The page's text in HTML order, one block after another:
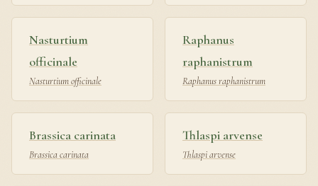
Nasturtium
officinale
Nasturtium officinale
Raphanus
raphanistrum
Raphanus raphanistrum
Brassica carinata
Brassica carinata
Thlaspi arvense
Thlaspi arvense